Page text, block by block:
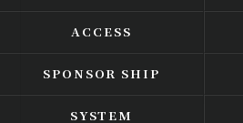
ACCESS
SPONSOR SHIP
SYSTEM